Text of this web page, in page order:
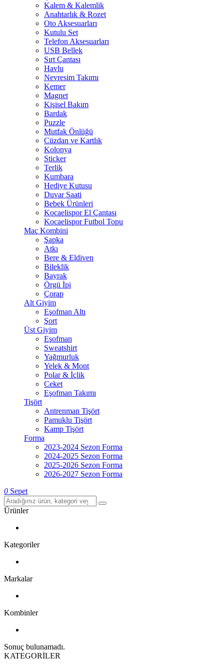
Kalem & Kalemlik
Anahtarlık & Rozet
Oto Aksesuarları
Kutulu Set
Telefon Aksesuarları
USB Bellek
Sırt Çantası
Havlu
Nevresim Takımı
Kemer
Magnet
Kişisel Bakım
Bardak
Puzzle
Mutfak Önlüğü
Cüzdan ve Kartlık
Kolonya
Sticker
Terlik
Kumbara
Hediye Kutusu
Duvar Saati
Bebek Ürünleri
Kocaelispor El Çantası
Kocaelispor Futbol Topu
Maç Kombini
Şapka
Atkı
Bere & Eldiven
Bileklik
Bayrak
Örgü İpi
Çorap
Alt Giyim
Eşofman Altı
Şort
Üst Giyim
Eşofman
Sweatshirt
Yağmurluk
Yelek & Mont
Polar & İçlik
Ceket
Eşofman Takımı
Tişört
Antrenman Tişört
Pamuklu Tişört
Kamp Tişört
Forma
2023-2024 Sezon Forma
2024-2025 Sezon Forma
2025-2026 Sezon Forma
2026-2027 Sezon Forma
0 Sepet
Ürünler
Kategoriler
Markalar
Kombinler
Sonuç bulunamadı.
KATEGORİLER